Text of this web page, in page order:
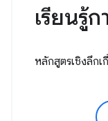
เรียนรู้
หลักสูตรเชิงลึก